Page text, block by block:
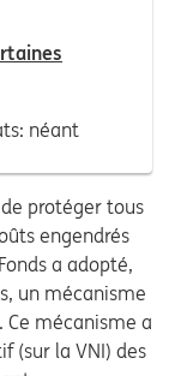
néant
protéger tous
engendrés
a adopté,
un mécanisme
Ce mécanisme a
(sur la VNI) des